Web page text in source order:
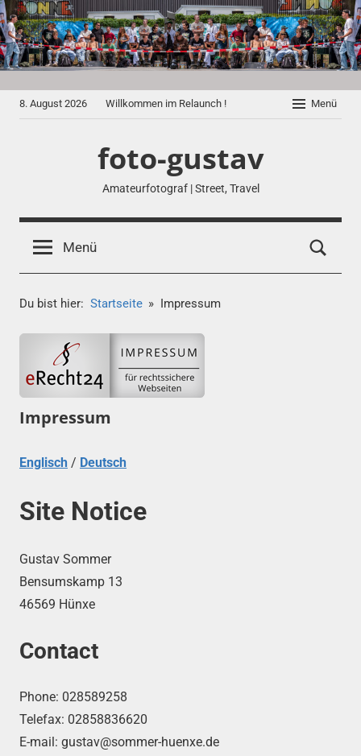
Zum
Inhalt
springen
8. August 2026 Willkommen im Relaunch ! Menü
foto-gustav
Amateurfotograf | Street, Travel
Menü
Du bist hier: Startseite Impressum
Impressum
Englisch / Deutsch
Site Notice
Gustav Sommer
Bensumskamp 13
46569 Hünxe
Contact
Phone: 028589258
Telefax: 02858836620
E-mail: gustav@sommer-huenxe.de